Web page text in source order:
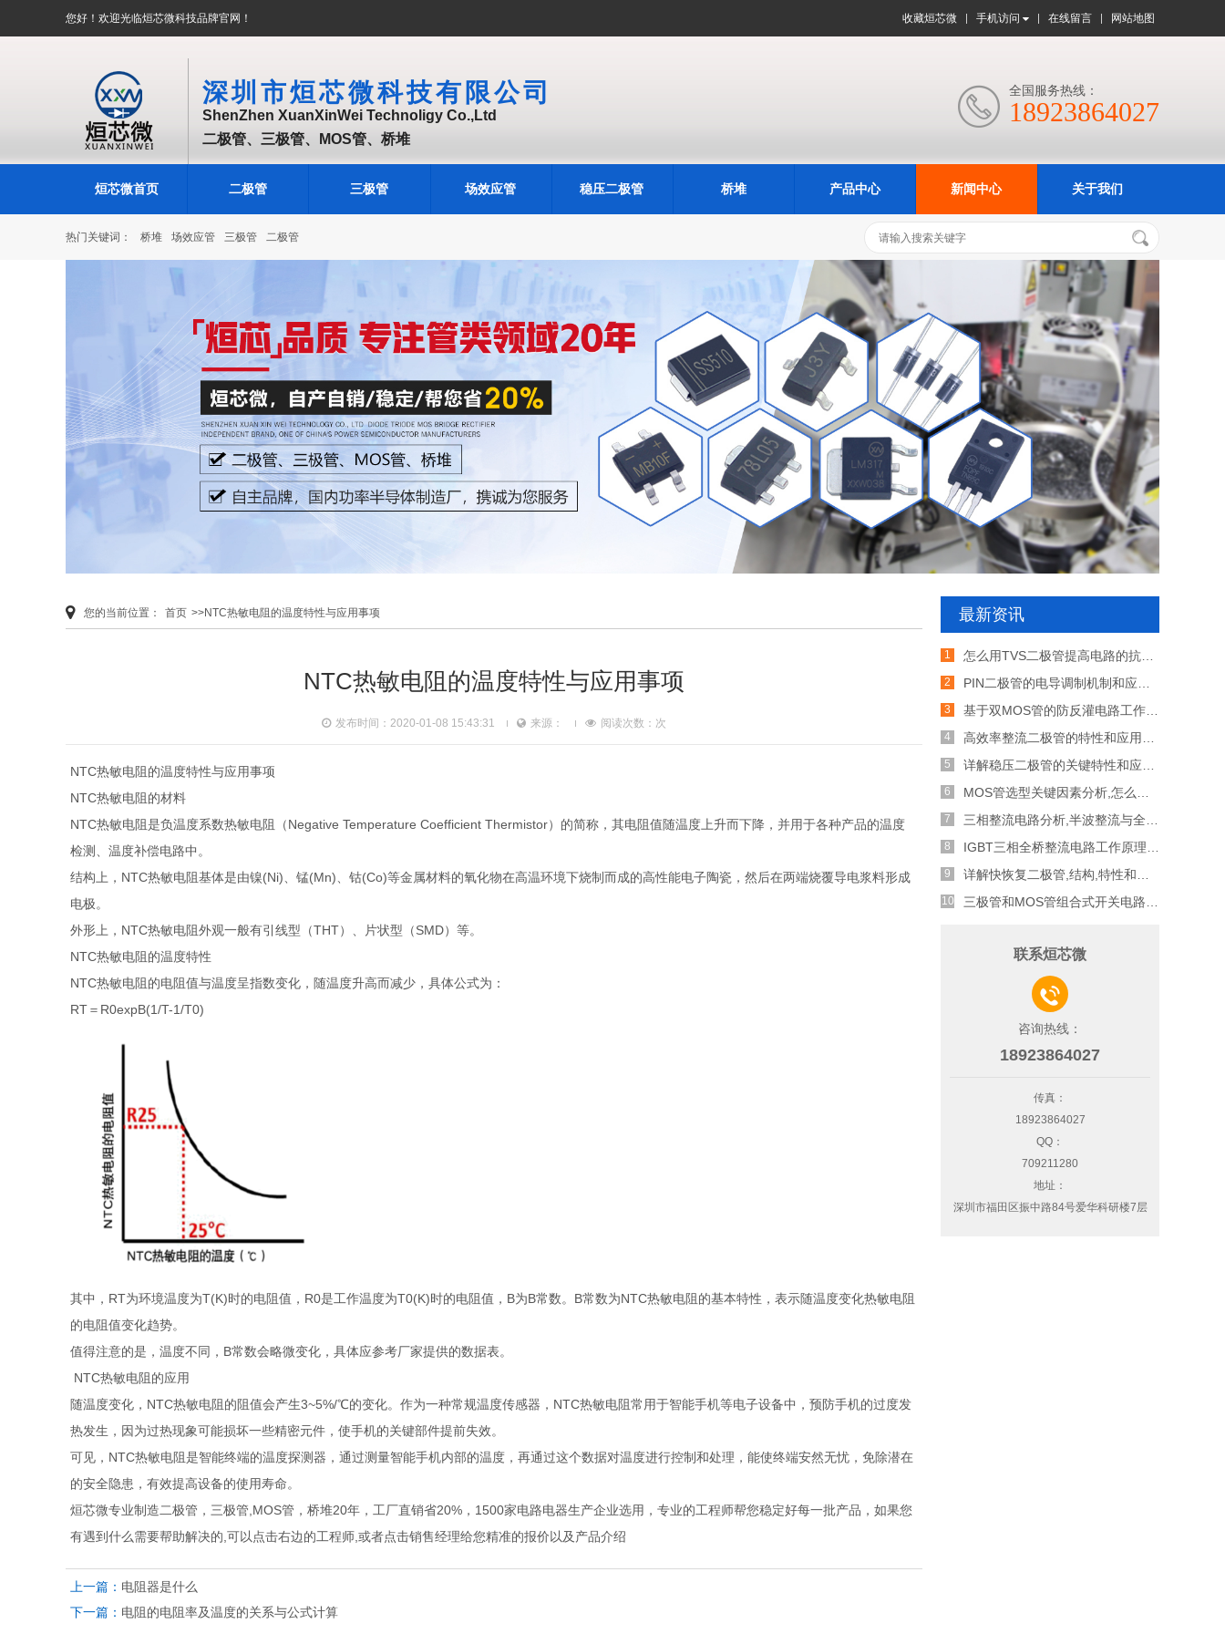
您好！欢迎光临烜芯微科技品牌官网！ 收藏烜芯微 手机访问 在线留言 网站地图
深圳市烜芯微科技有限公司
ShenZhen XuanXinWei Technoligy Co.,Ltd
二极管、三极管、MOS管、桥堆
 全国服务热线：
18923864027
烜芯微首页 二极管 三极管 场效应管 稳压二极管 桥堆 产品中心 新闻中心 关于我们
热门关键词： 桥堆 场效应管 三极管 二极管
您的当前位置： 首页 >>NTC热敏电阻的温度特性与应用事项
NTC热敏电阻的温度特性与应用事项
发布时间：2020-01-08 15:43:31 来源： 阅读次数： 次
NTC热敏电阻的温度特性与应用事项
NTC热敏电阻的材料
NTC热敏电阻是负温度系数热敏电阻（Negative Temperature Coefficient Thermistor）的简称，其电阻值随温度上升而下降，并用于各种产品的温度
检测、温度补偿电路中。
结构上，NTC热敏电阻基体是由镍(Ni)、锰(Mn)、钴(Co)等金属材料的氧化物在高温环境下烧制而成的高性能电子陶瓷，然后在两端烧覆导电浆料形成
电极。
外形上，NTC热敏电阻外观一般有引线型（THT）、片状型（SMD）等。
NTC热敏电阻的温度特性
NTC热敏电阻的电阻值与温度呈指数变化，随温度升高而减少，具体公式为：
RT＝R0expB(1/T-1/T0)
其中，RT为环境温度为T(K)时的电阻值，R0是工作温度为T0(K)时的电阻值，B为B常数。B常数为NTC热敏电阻的基本特性，表示随温度变化热敏电阻
的电阻值变化趋势。
值得注意的是，温度不同，B常数会略微变化，具体应参考厂家提供的数据表。
NTC热敏电阻的应用
随温度变化，NTC热敏电阻的阻值会产生3~5%/℃的变化。作为一种常规温度传感器，NTC热敏电阻常用于智能手机等电子设备中，预防手机的过度发
热发生，因为过热现象可能损坏一些精密元件，使手机的关键部件提前失效。
可见，NTC热敏电阻是智能终端的温度探测器，通过测量智能手机内部的温度，再通过这个数据对温度进行控制和处理，能使终端安然无忧，免除潜在
的安全隐患，有效提高设备的使用寿命。
烜芯微专业制造二极管，三极管,MOS管，桥堆20年，工厂直销省20%，1500家电路电器生产企业选用，专业的工程师帮您稳定好每一批产品，如果您
有遇到什么需要帮助解决的,可以点击右边的工程师,或者点击销售经理给您精准的报价以及产品介绍
上一篇： 电阻器是什么
下一篇： 电阻的电阻率及温度的关系与公式计算
最新资讯
怎么用TVS二极管提高电路的抗突波能力
PIN二极管的电导调制机制和应用介绍
基于双MOS管的防反灌电路工作原理介绍
高效率整流二极管的特性和应用介绍
详解稳压二极管的关键特性和应用原理
MOS管选型关键因素分析,怎么选择合适的参数
三相整流电路分析,半波整流与全波整流的工作原理
IGBT三相全桥整流电路工作原理介绍
详解快恢复二极管,结构,特性和应用介绍
三极管和MOS管组合式开关电路分析
联系烜芯微

咨询热线：
18923864027
传真：
18923864027
QQ：
709211280
地址：
深圳市福田区振中路84号爱华科研楼7层